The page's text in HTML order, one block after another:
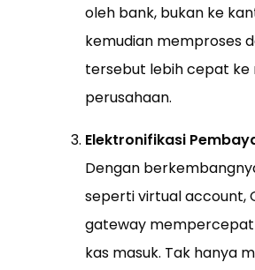
oleh bank, bukan ke
kemudian memproses
tersebut lebih cepat ke
perusahaan.
Elektronifikasi
Dengan
seperti virtual account,
gateway mempercepat
kas masuk. Tak hanya